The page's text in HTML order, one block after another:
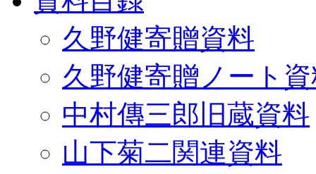
久野健寄贈資料
久野健寄贈ノート
中村傳三郎旧蔵資料
山下菊二関連資料